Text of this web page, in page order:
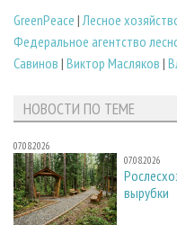
GreenPeace |Лесное
Федеральное агентство
Савинов | Виктор Масляков |
НОВОСТИ ПО ТЕМЕ
07.08.2026
07.08.2026
вырубки